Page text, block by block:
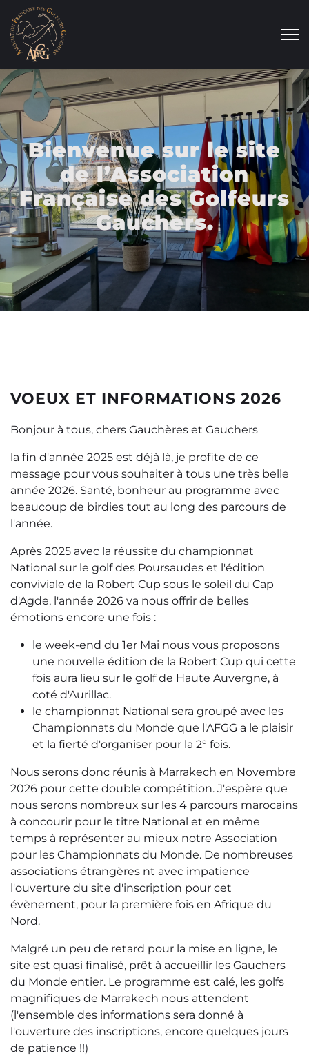
Bienvenue sur le site
de l’Association
Française des Golfeurs
Gauchers.
VOEUX ET INFORMATIONS 2026
Bonjour à tous, chers Gauchères et Gauchers
la fin d'année 2025 est déjà là, je profite de ce
message pour vous souhaiter à tous une très belle
année 2026. Santé, bonheur au programme avec
beaucoup de birdies tout au long des parcours de
l'année.
Après 2025 avec la réussite du championnat
National sur le golf des Poursaudes et l'édition
conviviale de la Robert Cup sous le soleil du Cap
d'Agde, l'année 2026 va nous offrir de belles
émotions encore une fois :
le week-end du 1er Mai nous vous proposons
une nouvelle édition de la Robert Cup qui cette
fois aura lieu sur le golf de Haute Auvergne, à
coté d'Aurillac.
le championnat National sera groupé avec les
Championnats du Monde que l'AFGG a le plaisir
et la fierté d'organiser pour la 2° fois.
Nous serons donc réunis à Marrakech en Novembre
2026 pour cette double compétition. J'espère que
nous serons nombreux sur les 4 parcours marocains
à concourir pour le titre National et en même
temps à représenter au mieux notre Association
pour les Championnats du Monde. De nombreuses
associations étrangères nt avec impatience
l'ouverture du site d'inscription pour cet
évènement, pour la première fois en Afrique du
Nord.
Malgré un peu de retard pour la mise en ligne, le
site est quasi finalisé, prêt à accueillir les Gauchers
du Monde entier. Le programme est calé, les golfs
magnifiques de Marrakech nous attendent
(l'ensemble des informations sera donné à
l'ouverture des inscriptions, encore quelques jours
de patience !!)